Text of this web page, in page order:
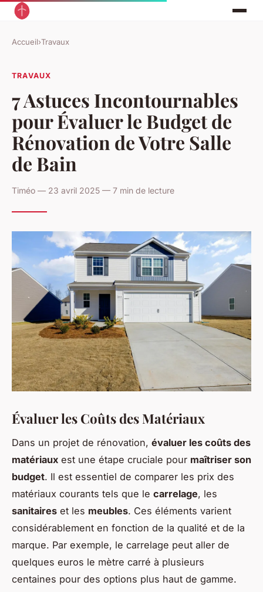
Accueil›Travaux
TRAVAUX
7 Astuces Incontournables
pour Évaluer le Budget de
Rénovation de Votre Salle
de Bain
Timéo — 23 avril 2025 — 7 min de lecture
Évaluer les Coûts des Matériaux
Dans un projet de rénovation, évaluer les coûts des
matériaux est une étape cruciale pour maîtriser son
budget. Il est essentiel de comparer les prix des
matériaux courants tels que le carrelage, les
sanitaires et les meubles. Ces éléments varient
considérablement en fonction de la qualité et de la
marque. Par exemple, le carrelage peut aller de
quelques euros le mètre carré à plusieurs
centaines pour des options plus haut de gamme.